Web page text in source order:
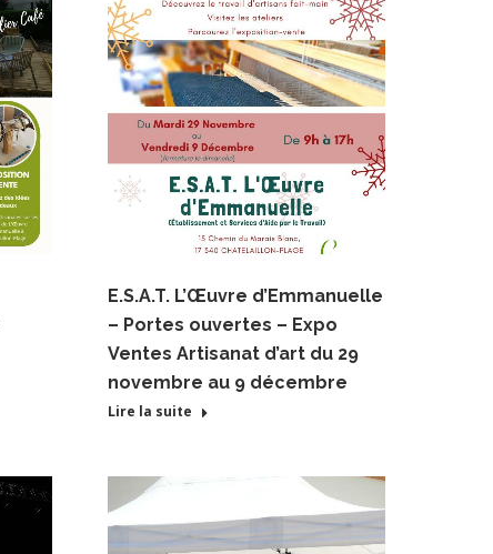
E.S.A.T. L’Œuvre d’Emmanuelle
– Portes ouvertes – Expo
Ventes Artisanat d’art du 29
novembre au 9 décembre
Lire la suite